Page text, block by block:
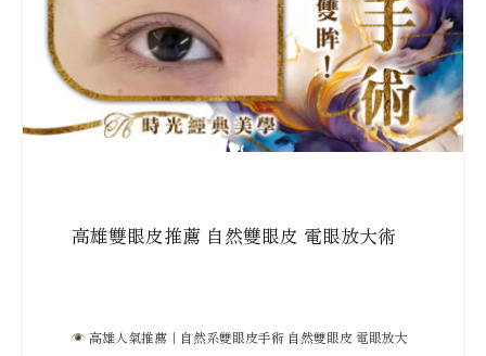
高雄雙眼皮推薦 自然雙眼皮 電眼放大術
高雄人氣推薦｜自然系雙眼皮手術 自然雙眼皮 電眼放大